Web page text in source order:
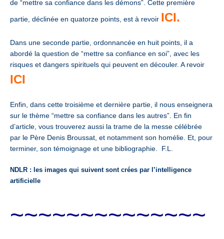
de “mettre sa confiance dans les démons”. Cette première
partie, déclinée en quatorze points, est à revoir ICI.
Dans une seconde partie, ordonnancée en huit points, il a
abordé la question de “mettre sa confiance en soi”, avec les
risques et dangers spirituels qui peuvent en découler. A revoir
ICI
Enfin, dans cette troisième et dernière partie, il nous enseignera
sur le thème “mettre sa confiance dans les autres”. En fin
d’article, vous trouverez aussi la trame de la messe célébrée
par le Père Denis Broussat, et notamment son homélie. Et, pour
terminer, son témoignage et une bibliographie. F.L.
NDLR : les images qui suivent sont crées par l’intelligence
artificielle
~~~~~~~~~~~~~~